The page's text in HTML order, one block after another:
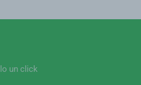
un click